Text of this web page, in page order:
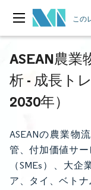
この
ASEAN農業
析 - 成長ト
2030年）
ASEANの農業物
管、付加価値サ
（SMEs）、大
ア、タイ、ベト